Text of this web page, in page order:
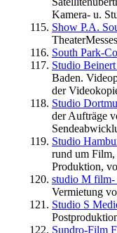
Kamera- u.
Show P.A.
South Park-
Studio
Baden.
der
Studio
der Aufträge
Studio
rund um Film,
Produktion,
studio M film-
Vermietung
Studio S
Sundro-Film